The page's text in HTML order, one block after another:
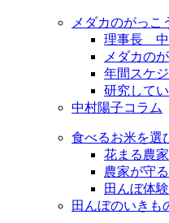
メダカのがっこ
理事長 中
メダカの
年間スケ
研究して
中村陽子コラム
食べるお米を選
花まる農
農家が守
田んぼ体験
田んぼのいきも